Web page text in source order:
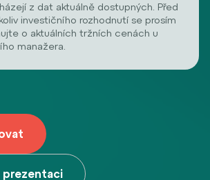
z dat aktuálně dostupných. Před
investičního rozhodnutí se prosím
o aktuálních tržních cenách u
manažera.